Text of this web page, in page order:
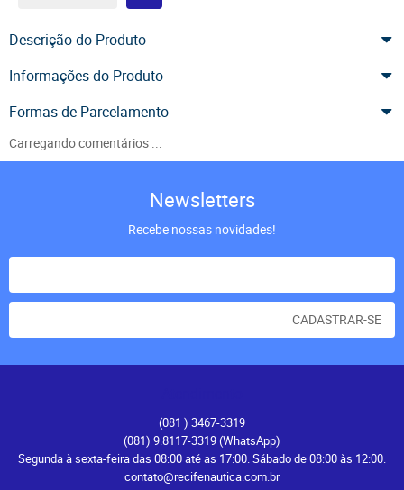
Descrição do Produto
Informações do Produto
Formas de Parcelamento
Carregando comentários ...
Newsletters
Recebe nossas novidades!
CADASTRAR-SE
(081 ) 3467-3319
(081) 9.8117-3319(WhatsApp)
Segunda à sexta-feira das 08:00 até as 17:00. Sábado de 08:00 às 12:00.
contato@recifenautica.com.br